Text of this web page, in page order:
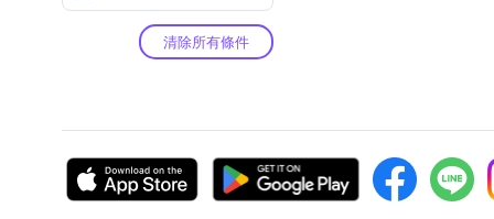
清除所有條件